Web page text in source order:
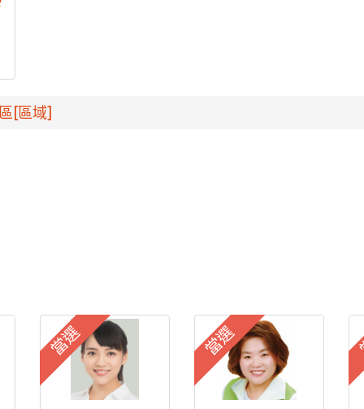
[區域]
當選 當選